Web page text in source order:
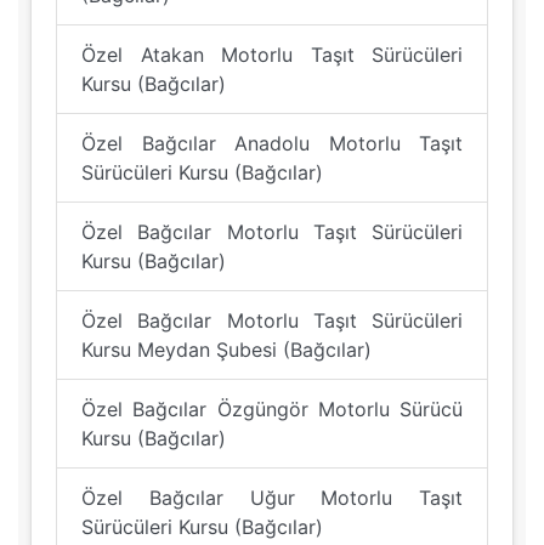
Özel Atakan Motorlu Taşıt Sürücüleri
Kursu (Bağcılar)
Özel Bağcılar Anadolu Motorlu Taşıt
Sürücüleri Kursu (Bağcılar)
Özel Bağcılar Motorlu Taşıt Sürücüleri
Kursu (Bağcılar)
Özel Bağcılar Motorlu Taşıt Sürücüleri
Kursu Meydan Şubesi (Bağcılar)
Özel Bağcılar Özgüngör Motorlu Sürücü
Kursu (Bağcılar)
Özel Bağcılar Uğur Motorlu Taşıt
Sürücüleri Kursu (Bağcılar)